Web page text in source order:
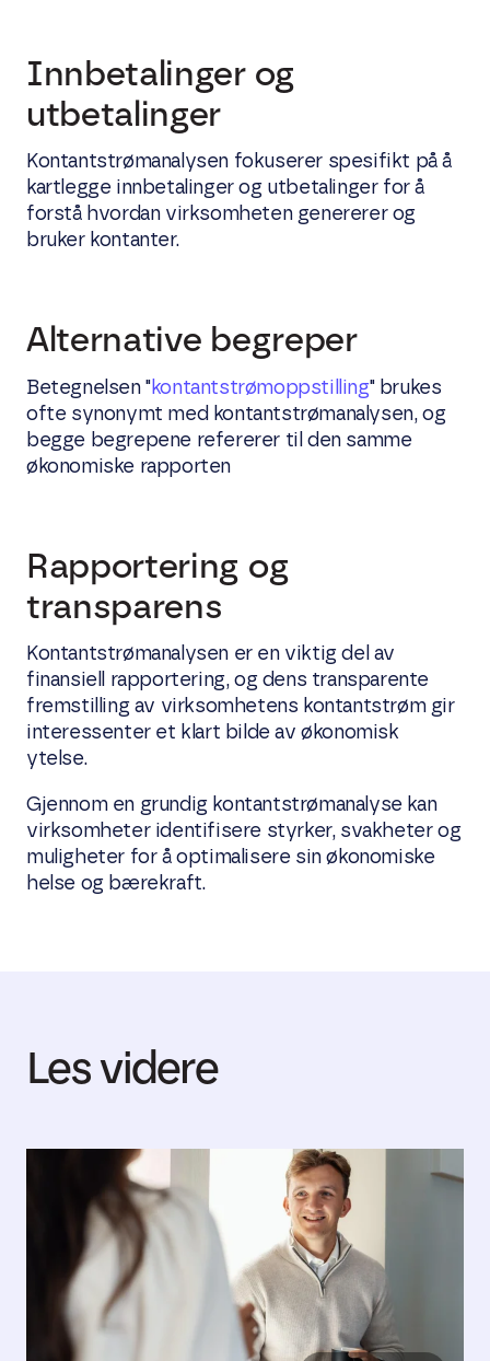
Innbetalinger og
utbetalinger
Kontantstrømanalysen fokuserer spesifikt på å
kartlegge innbetalinger og utbetalinger for å
forstå hvordan virksomheten genererer og
bruker kontanter.
Alternative begreper
Betegnelsen "kontantstrømoppstilling" brukes
ofte synonymt med kontantstrømanalysen, og
begge begrepene refererer til den samme
økonomiske rapporten
Rapportering og
transparens
Kontantstrømanalysen er en viktig del av
finansiell rapportering, og dens transparente
fremstilling av virksomhetens kontantstrøm gir
interessenter et klart bilde av økonomisk
ytelse.
Gjennom en grundig kontantstrømanalyse kan
virksomheter identifisere styrker, svakheter og
muligheter for å optimalisere sin økonomiske
helse og bærekraft.
Les videre